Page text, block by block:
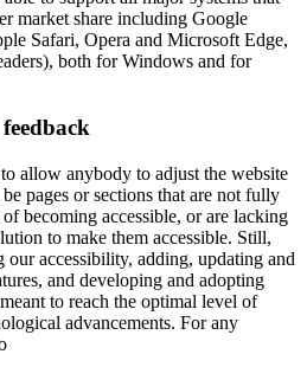
market share including Google
Safari, Opera and Microsoft Edge,
both for Windows and for
allow anybody to adjust the website
pages or sections that are not fully
becoming accessible, or are lacking
to make them accessible. Still,
accessibility, adding, updating and
and developing and adopting
to reach the optimal level of
advancements. For any